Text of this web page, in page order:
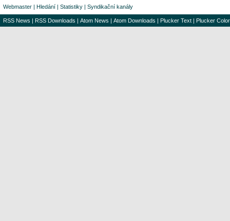
Webmaster | Hledání | Statistiky | Syndikační kanály
RSS News | RSS Downloads | Atom News | Atom Downloads | Plucker Text | Plucker Color